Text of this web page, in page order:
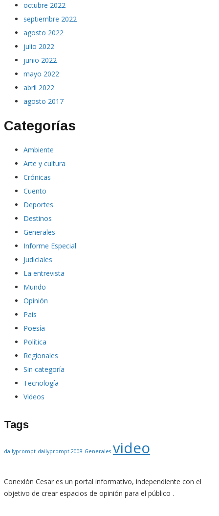
octubre 2022
septiembre 2022
agosto 2022
julio 2022
junio 2022
mayo 2022
abril 2022
agosto 2017
Categorías
Ambiente
Arte y cultura
Crónicas
Cuento
Deportes
Destinos
Generales
Informe Especial
Judiciales
La entrevista
Mundo
Opinión
País
Poesía
Política
Regionales
Sin categoría
Tecnología
Videos
Tags
dailyprompt dailyprompt-2008 Generales video
Conexión Cesar es un portal informativo, independiente con el
objetivo de crear espacios de opinión para el público .